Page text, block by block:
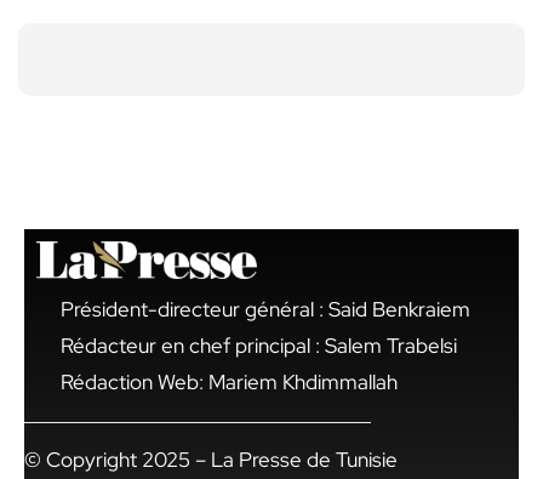
Président-directeur général : Said Benkraiem
Rédacteur en chef principal : Salem Trabelsi
Rédaction Web: Mariem Khdimmallah
© Copyright 2025 – La Presse de Tunisie